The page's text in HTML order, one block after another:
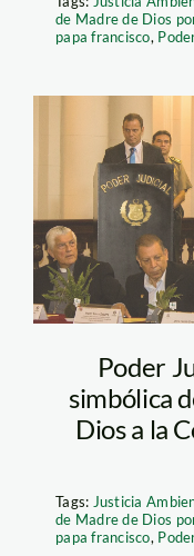
de Madre de Dios
papa francisco,
Poder
simbólica
Dios a la
Tags: Justicia
de Madre de Dios
papa francisco,